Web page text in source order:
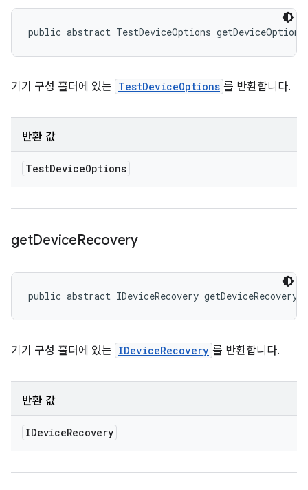
public abstract TestDeviceOptions
기기 구성 홀더에 있는 TestDeviceOptions 를 반환합니다.
반환 값
TestDeviceOptions
getDeviceRecovery
public abstract IDeviceRecovery getDeviceRecovery
기기 구성 홀더에 있는 IDeviceRecovery 를 반환합니다.
반환 값
IDeviceRecovery